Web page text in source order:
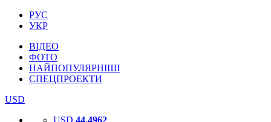
РУС
УКР
ВІДЕО
ФОТО
НАЙПОПУЛЯРНІШІ
СПЕЦПРОЕКТИ
USD
USD 44.4962